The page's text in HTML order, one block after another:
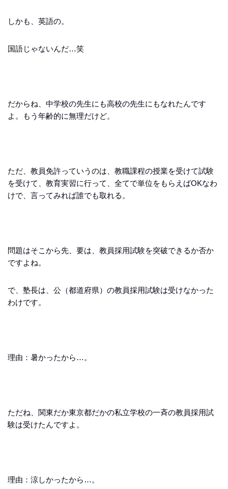
しかも、英語の。
国語じゃないんだ…笑
だからね、中学校の先生にも高校の先生にもなれたんです
よ。もう年齢的に無理だけど。
ただ、教員免許っていうのは、教職課程の授業を受けて試験
を受けて、教育実習に行って、全てで単位をもらえばOKなわ
けで、言ってみれば誰でも取れる。
問題はそこから先、要は、教員採用試験を突破できるか否か
ですよね。
で、塾長は、公（都道府県）の教員採用試験は受けなかった
わけです。
理由：暑かったから…。
ただね、関東だか東京都だかの私立学校の一斉の教員採用試
験は受けたんですよ。
理由：涼しかったから…。